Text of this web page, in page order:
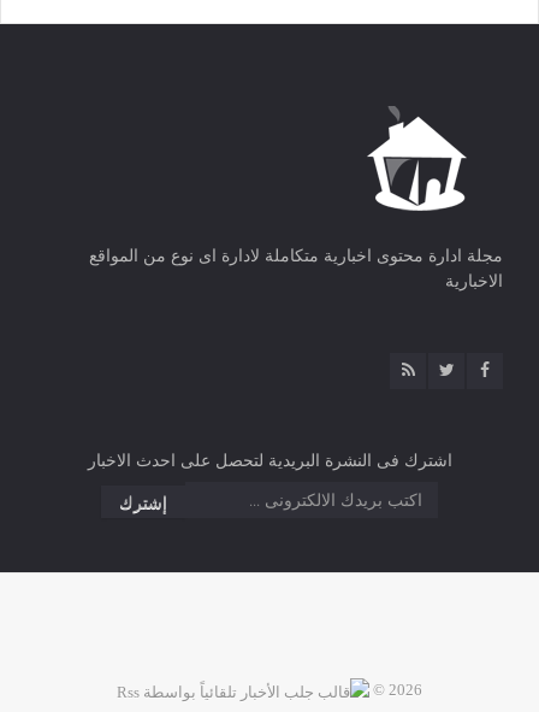
مجلة ادارة محتوى اخبارية متكاملة لادارة اى نوع من المواقع
الاخبارية
اشترك فى النشرة البريدية لتحصل على احدث الاخبار
2026 ©